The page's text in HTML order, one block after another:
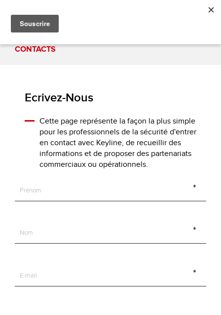
CONTACTS
Ecrivez-Nous
Cette page représente la façon la plus simple
pour les professionnels de la sécurité d'entrer
en contact avec Keyline, de recueillir des
informations et de proposer des partenariats
commerciaux ou opérationnels.